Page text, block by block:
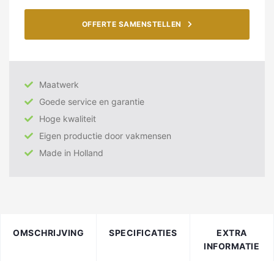
OFFERTE SAMENSTELLEN
Maatwerk
Goede service en garantie
Hoge kwaliteit
Eigen productie door vakmensen
Made in Holland
OMSCHRIJVING SPECIFICATIES
EXTRA
INFORMATIE